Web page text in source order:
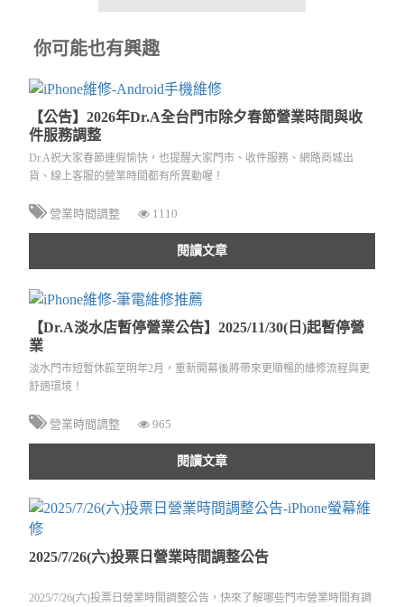
你可能也有興趣
【公告】2026年Dr.A全台門市除夕春節營業時間與收
件服務調整
Dr.A祝大家春節連假愉快，也提醒大家門市、收件服務、網路商城出
貨、線上客服的營業時間都有所異動喔！
營業時間調整 1110
閱讀文章
【Dr.A淡水店暫停營業公告】2025/11/30(日)起暫停營
業
淡水門市短暫休館至明年2月，重新開幕後將帶來更順暢的維修流程與更
舒適環境！
營業時間調整 965
閱讀文章
2025/7/26(六)投票日營業時間調整公告
2025/7/26(六)投票日營業時間調整公告，快來了解哪些門市營業時間有調